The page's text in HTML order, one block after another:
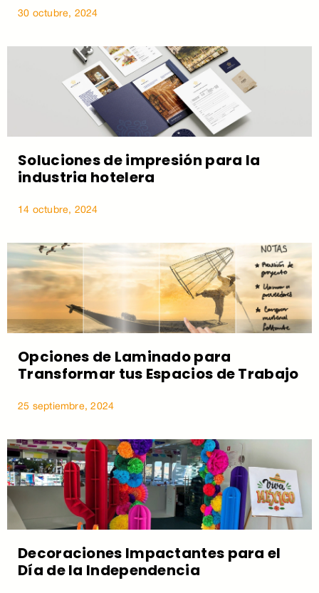
30 octubre, 2024
Soluciones de impresión para la
industria hotelera
14 octubre, 2024
Opciones de Laminado para
Transformar tus Espacios de Trabajo
25 septiembre, 2024
Decoraciones Impactantes para el
Día de la Independencia